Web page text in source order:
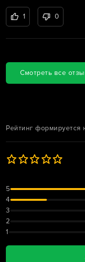
1 0
Смотреть все
Рейтинг формируется
5
4
3
2
1